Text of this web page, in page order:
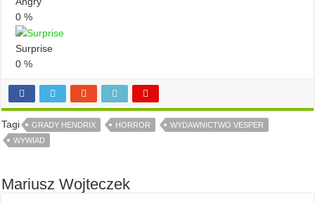
0 %
Surprise
0 %
Tagi GRADY HENDRIX HORROR
WYDAWNICTWO VESPER
WYWIAD
Mariusz Wojteczek